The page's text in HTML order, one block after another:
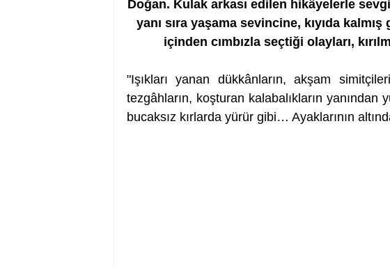
Doğan. Kulak arkası edilen hikâyelerle
yanı sıra yaşama sevincine, kıyıda
içinden cımbızla seçtiği olayları,
"Işıkları yanan dükkânların, akşam
tezgâhların, koşturan kalabalıkların
bucaksız kırlarda yürür gibi… Ayaklarının